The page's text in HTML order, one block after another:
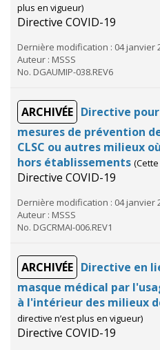
plus en vigueur)
Directive COVID-19
Dernière modification : 04 janvier
Auteur : MSSS
No. DGAUMIP-038.REV6
ARCHIVÉE Directive
mesures de prévention
CLSC ou autres milieux
hors établissements
Directive COVID-19
Dernière modification : 04 janvier
Auteur : MSSS
No. DGCRMAI-006.REV1
ARCHIVÉE Directive en
masque médical par
à l'intérieur des milieux
directive n’est plus en vigueur)
Directive COVID-19